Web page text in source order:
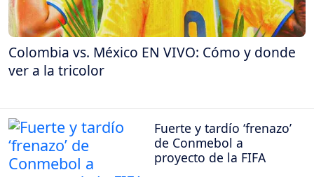
Colombia vs. México EN VIVO: Cómo y donde
ver a la tricolor
Fuerte y tardío ‘frenazo’
de Conmebol a
proyecto de la FIFA